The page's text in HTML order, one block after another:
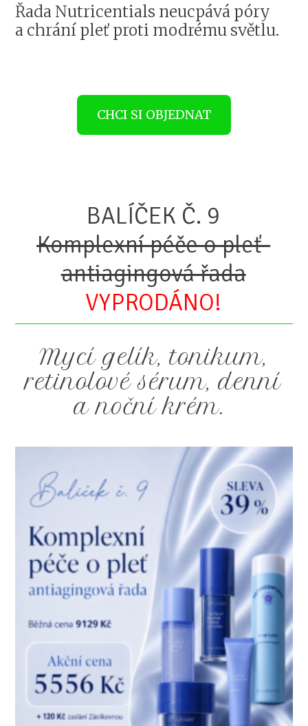
Řada Nutricentials neucpává póry
a chrání pleť proti modrému světlu.
CHCI SI OBJEDNAT
BALÍČEK Č. 9
Komplexní péče o pleť-
antiagingová řada
VYPRODÁNO!
Mycí gelík, tonikum,
retinolové sérum, denní
a noční krém.